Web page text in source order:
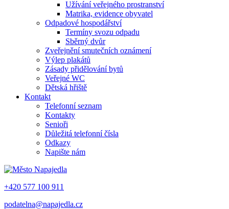
Užívání veřejného prostranství
Matrika, evidence obyvatel
Odpadové hospodářství
Termíny svozu odpadu
Sběrný dvůr
Zveřejnění smutečních oznámení
Výlep plakátů
Zásady přidělování bytů
Veřejné WC
Dětská hřiště
Kontakt
Telefonní seznam
Kontakty
Senioři
Důležitá telefonní čísla
Odkazy
Napište nám
+420 577 100 911
podatelna@napajedla.cz